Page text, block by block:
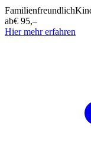
Familienfreundlich
ab€ 95,–
Hier mehr erfahren